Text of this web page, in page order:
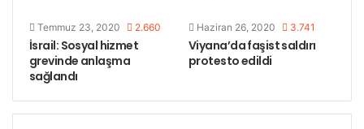
Temmuz 23, 2020 2.660
İsrail: Sosyal hizmet
grevinde anlaşma
sağlandı
Haziran 26, 2020 3.741
Viyana’da faşist saldırı
protesto edildi